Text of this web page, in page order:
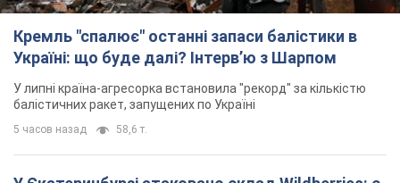
Кремль "спалює" останні запаси балістики в
Україні: що буде далі? Інтерв’ю з Шарпом
У липні країна-агресорка встановила "рекорд" за кількістю
балістичних ракет, запущених по Україні
5 часов назад 58,6 т.